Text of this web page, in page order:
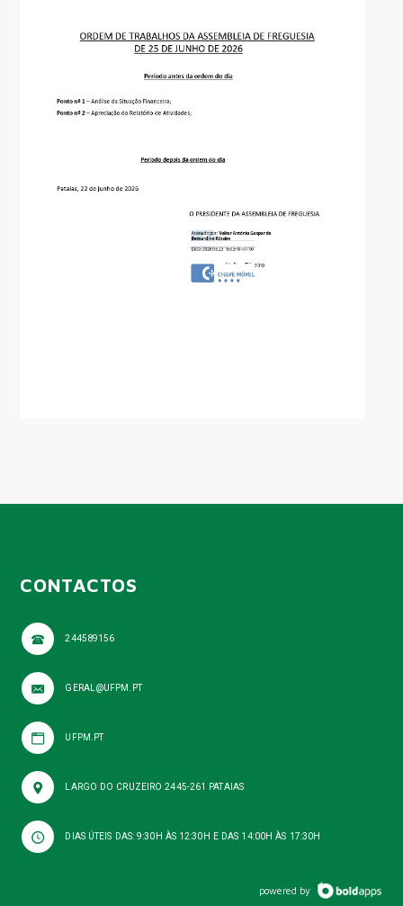
CONTACTOS
244589156
GERAL@UFPM.PT
UFPM.PT
LARGO DO CRUZEIRO 2445-261 PATAIAS
DIAS ÚTEIS DAS: 9:30H ÀS 12:30H E DAS 14:00H ÀS 17:30H
powered by